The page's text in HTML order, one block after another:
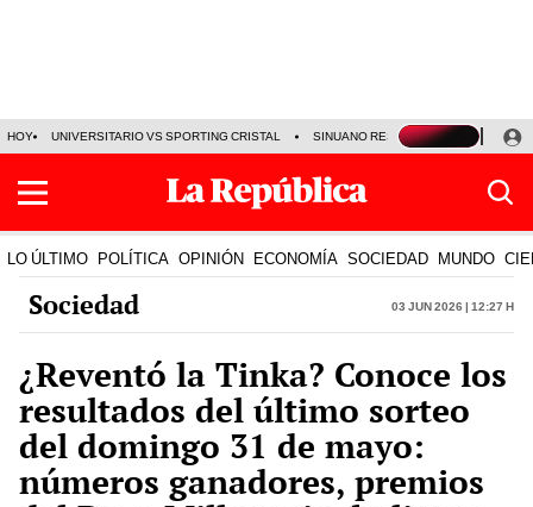
HOY UNIVERSITARIO VS SPORTING CRISTAL SINUANO RESULTADOS HOY
LO ÚLTIMO POLÍTICA OPINIÓN ECONOMÍA SOCIEDAD MUNDO
Sociedad 03 Jun 2026 | 12:27 h
¿Reventó la Tinka? Conoce los
resultados del último sorteo
del domingo 31 de mayo:
números ganadores, premios